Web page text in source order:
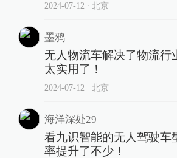
2024-07-12 ∙ 北京
墨鸦
无人物流车解决了物流行
太实用了！
2024-07-12 ∙ 北京
海洋深处29
看九识智能的无人驾驶车
率提升了不少！